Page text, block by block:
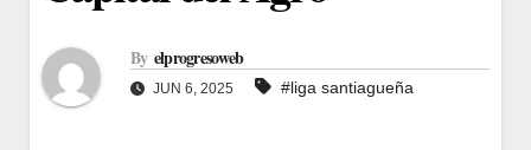
By elprogresoweb
JUN 6, 2025 #liga santiagueña